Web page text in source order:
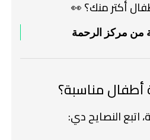
أكتر منك؟ 👀
من مركز الرحمة
أطفال مناسبة؟
اتبع النصايح دي: